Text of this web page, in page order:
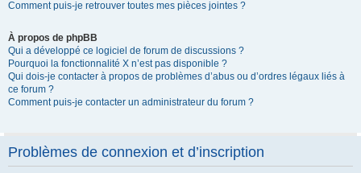
Comment puis-je retrouver toutes mes pièces jointes ?
À propos de phpBB
Qui a développé ce logiciel de forum de discussions ?
Pourquoi la fonctionnalité X n’est pas disponible ?
Qui dois-je contacter à propos de problèmes d’abus ou d’ordres légaux liés à
ce forum ?
Comment puis-je contacter un administrateur du forum ?
Problèmes de connexion et d’inscription